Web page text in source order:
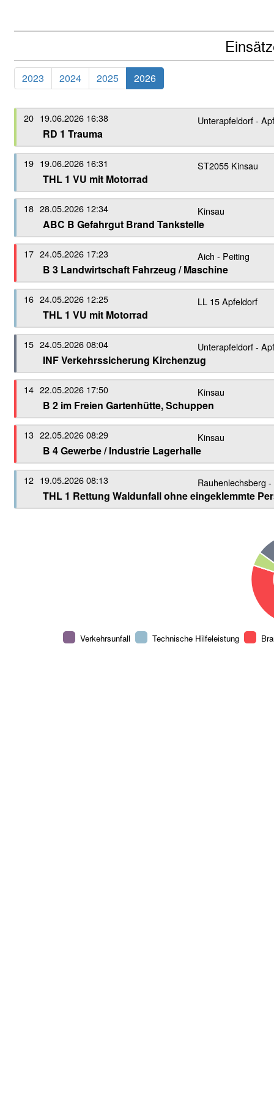
2023 2024 2025 2026
20 19.06.2026 16:38 Unterapfeldorf -
RD 1 Trauma
19 19.06.2026 16:31 ST2055 Kinsau
THL 1 VU mit Motorrad
18 28.05.2026 12:34 Kinsau
ABC B Gefahrgut Brand Tankstelle
17 24.05.2026 17:23 Aich - Peiting
B 3 Landwirtschaft Fahrzeug / Maschine
16 24.05.2026 12:25 LL 15 Apfeldorf
THL 1 VU mit Motorrad
15 24.05.2026 08:04 Unterapfeldorf -
INF Verkehrssicherung Kirchenzug
14 22.05.2026 17:50 Kinsau
B 2 im Freien Gartenhütte, Schuppen
13 22.05.2026 08:29 Kinsau
B 4 Gewerbe / Industrie Lagerhalle
12 19.05.2026 08:13 Rauhenlechsberg
THL 1 Rettung Waldunfall ohne eingeklemmte
Verkehrsunfall Technische Hilfeleistung